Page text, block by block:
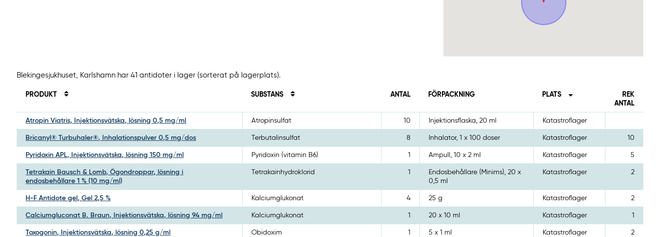
Blekingesjukhuset, Karlshamn har 41 antidoter i lager (sorterat på lagerplats).
PRODUKT SUBSTANS ANTAL FÖRPACKNING PLATS
REK
ANTAL
Atropin Viatris, Injektionsvätska, lösning 0,5 mg/ml Atropinsulfat 10 Injektionsflaska, 20 ml Katastroflager
Bricanyl® Turbuhaler®, Inhalationspulver 0,5 mg/dos Terbutalinsulfat 8 Inhalator, 1 x 100 doser Katastroflager 10
Pyridoxin APL, Injektionsvätska, lösning 150 mg/ml Pyridoxin (vitamin B6) 1 Ampull, 10 x 2 ml Katastroflager 5
Tetrakain Bausch & Lomb, Ögondroppar, lösning i
endosbehållare 1 % (10 mg/ml)
Tetrakainhydroklorid 1
Endosbehållare (Minims), 20 x
0,5 ml
Katastroflager 2
H-F Antidote gel, Gel 2,5 % Kalciumglukonat 4 25 g Katastroflager 2
Calciumgluconat B. Braun, Injektionsvätska, lösning 94 mg/ml Kalciumglukonat 1 20 x 10 ml Katastroflager 1
Toxogonin, Injektionsvätska, lösning 0,25 g/ml Obidoxim 1 5 x 1 ml Katastroflager 2